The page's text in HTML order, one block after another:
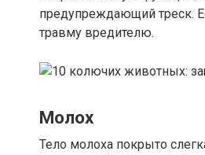
предупреждающий треск.
травму вредителю.
Молох
Тело молоха покрыто